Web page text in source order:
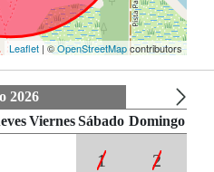
Leaflet | ©OpenStreetMapcontributors
2026
Viernes Sábado Domingo
1 2